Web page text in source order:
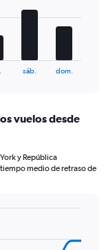
sáb. dom.
vuelos desde
y República
medio de retraso de